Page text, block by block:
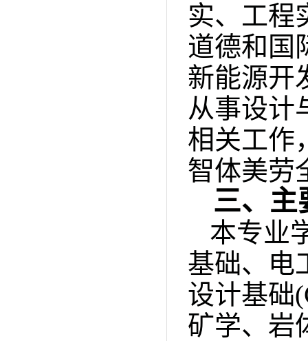
实、工程
道德和国
新能源开
从事设计
相关工作
智体美劳
三、主
本专业
基础、电
设计基础
矿学、岩